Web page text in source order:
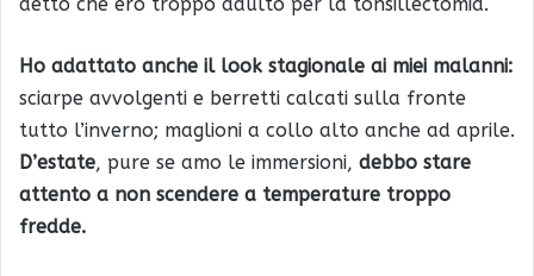
Ho adattato anche il look stagionale ai miei malanni:
sciarpe avvolgenti e berretti calcati sulla fronte
tutto l’inverno; maglioni a collo alto anche ad aprile.
D’estate, pure se amo le immersioni, debbo stare
attento a non scendere a temperature troppo
fredde.